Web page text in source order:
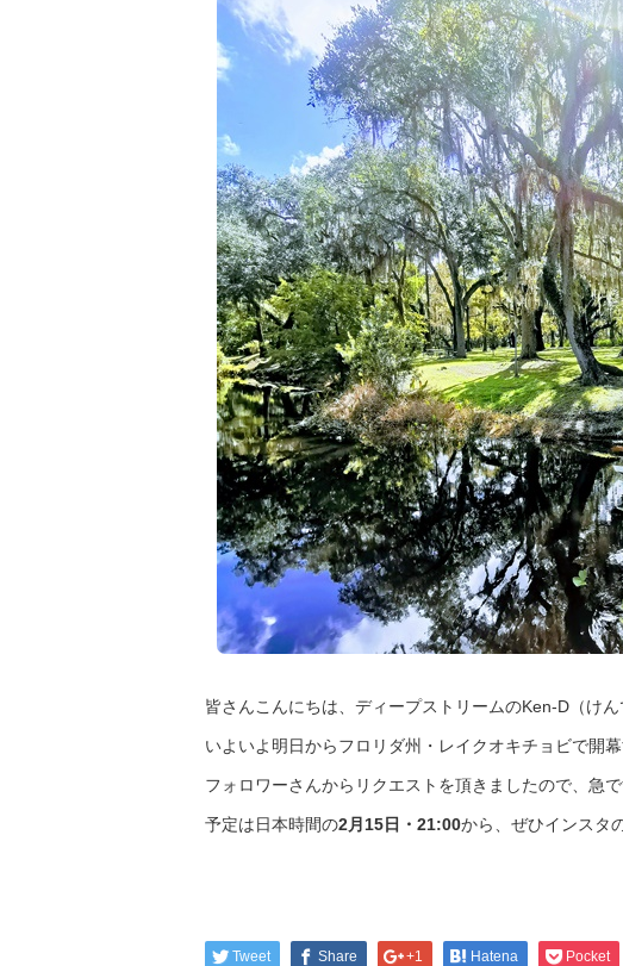
皆さんこんにちは、ディープストリームのKen-D（けん
いよいよ明日からフロリダ州・レイクオキチョビで開
フォロワーさんからリクエストを頂きましたので、急
予定は日本時間の2月15日・21:00から、ぜひインスタ
Tweet Share +1 Hatena Pocket